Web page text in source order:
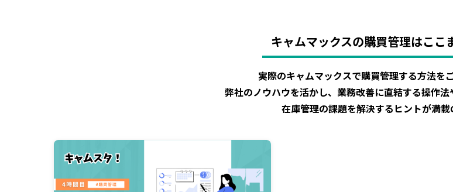
キャムマックスの購買管理はここ
実際のキャムマックスで購買管理する方法を
弊社のノウハウを活かし、業務改善に直結する操作法
在庫管理の課題を解決するヒントが満載